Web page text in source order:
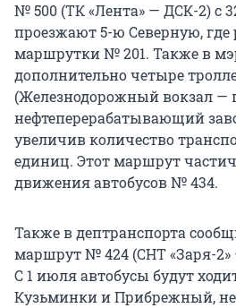
№ 500 (ТК «Лента» — ДСК-2) с
проезжают 5-ю Северную,
маршрутки № 201. Также в
дополнительно четыре
(Железнодорожный вокзал —
нефтеперерабатывающий
увеличив количество
единиц. Этот маршрут
движения автобусов № 434.
Также в дептранспорта
маршрут № 424 (СНТ «Заря-2»
С 1 июля автобусы будут
Кузьминки и Прибрежный, не